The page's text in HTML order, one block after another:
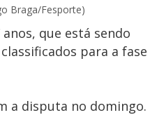
Braga/Fesporte)
que está sendo
para a fase
a disputa no domingo.